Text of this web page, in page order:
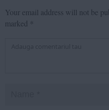
Your email address will not be
marked *